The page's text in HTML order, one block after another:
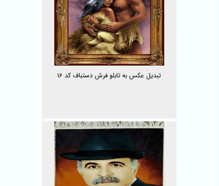
تبدیل عکس به تابلو فرش دستباف کد 16